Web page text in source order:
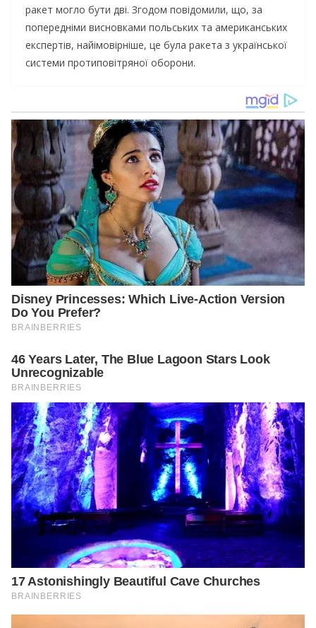
ракет могло бути дві. Згодом повідомили, що, за
попередніми висновками польських та американських
експертів, найімовірніше, це була ракета з української
системи протиповітряної оборони.